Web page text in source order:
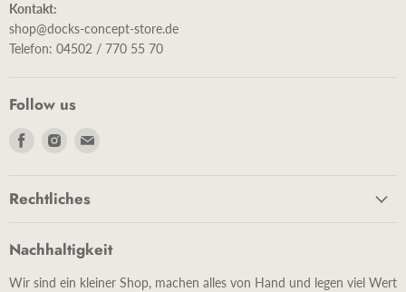
Kontakt:
shop@docks-concept-store.de
Telefon: 04502 / 770 55 70
Follow us
Finde
Facebook
Finde
Instagram
Rechtliches
Nachhaltigkeit
Wir sind ein kleiner Shop, machen alles von Hand und legen viel Wert